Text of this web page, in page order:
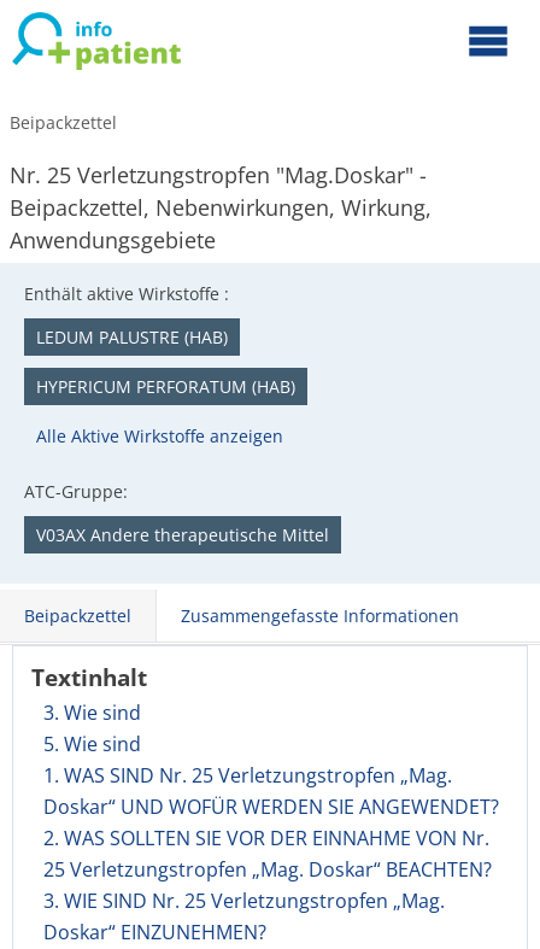
Beipackzettel
Nr. 25 Verletzungstropfen "Mag.Doskar" -
Beipackzettel, Nebenwirkungen, Wirkung,
Anwendungsgebiete
Enthält aktive Wirkstoffe :
LEDUM PALUSTRE (HAB)
HYPERICUM PERFORATUM (HAB)
Alle Aktive Wirkstoffe anzeigen
ATC-Gruppe:
V03AX Andere therapeutische Mittel
Beipackzettel Zusammengefasste Informationen
Textinhalt
3. Wie sind
5. Wie sind
1. WAS SIND Nr. 25 Verletzungstropfen „Mag.
Doskar“ UND WOFÜR WERDEN SIE ANGEWENDET?
2. WAS SOLLTEN SIE VOR DER EINNAHME VON Nr.
25 Verletzungstropfen „Mag. Doskar“ BEACHTEN?
3. WIE SIND Nr. 25 Verletzungstropfen „Mag.
Doskar“ EINZUNEHMEN?